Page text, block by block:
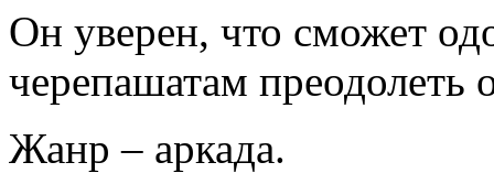
Он уверен, что сможет
черепашатам преодолеть
Жанр – аркада.